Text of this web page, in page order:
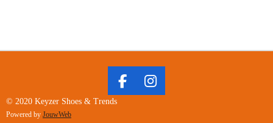
F
I
© 2020 Keyzer Shoes & Trends
Powered by JouwWeb